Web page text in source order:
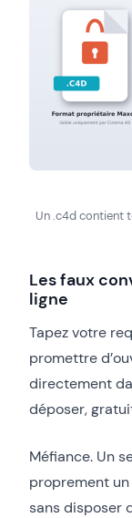
Un .c4d contient
Les faux
ligne
Tapez votre
promettre
directement
déposer,
Méfiance. Un
proprement
sans disposer